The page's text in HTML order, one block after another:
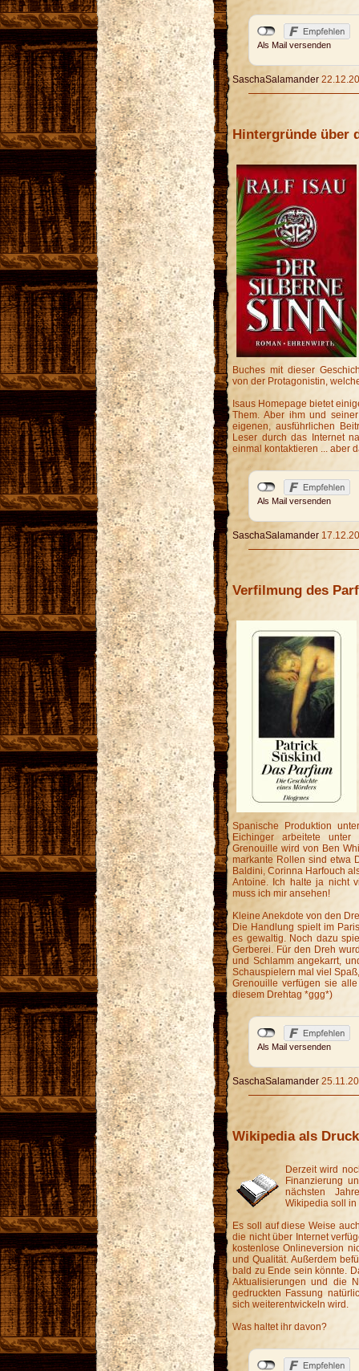
Als Mail versenden
SaschaSalamander
Hintergründe über
Buches mit dieser
von der Protagonistin,
Isaus Homepage bietet
Them. Aber ihm und
eigenen, ausführlichen
Leser durch das Internet
einmal kontaktieren ... aber
Als Mail versenden
SaschaSalamander
Verfilmung des
Spanische Produktion
Eichinger arbeitete
Grenouille wird von Ben
markante Rollen sind etwa
Baldini, Corinna Harfouch
Antoine. Ich halte ja nicht
muss ich mir ansehen!
Kleine Anekdote von den
Die Handlung spielt im
es gewaltig. Noch dazu
Gerberei. Für den Dreh
und Schlamm angekarrt,
Schauspielern mal viel
Grenouille verfügen sie
diesem Drehtag *ggg*)
Als Mail versenden
SaschaSalamander
Wikipedia als
Derzeit wird
Finanzierung
nächsten
Wikipedia soll in
Es soll auf diese Weise
die nicht über Internet
kostenlose Onlineversion
und Qualität. Außerdem
bald zu Ende sein könnte.
Aktualisierungen und die
gedruckten Fassung
sich weiterentwickeln wird.
Was haltet ihr davon?